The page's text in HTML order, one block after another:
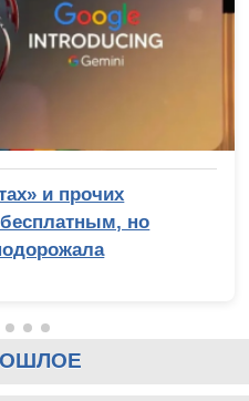
и прочих
бесплатным, но